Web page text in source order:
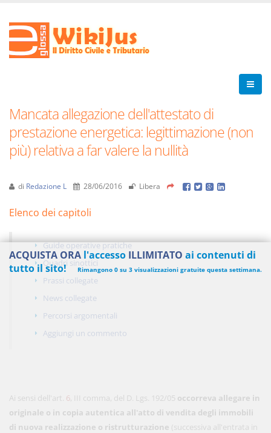
Mancata allegazione dell'attestato di
prestazione energetica: legittimazione (non
più) relativa a far valere la nullità
di Redazione L 28/06/2016 Libera
Elenco dei capitoli
Guide operative pratiche
Quadri sinottici
Prassi collegate
News collegate
Percorsi argomentali
Aggiungi un commento
Ai sensi dell'art. 6, III comma, del D. Lgs. 192/05 occorreva allegare in
originale o in copia autentica all'atto di vendita degli immobili
di nuova realizzazione o ristrutturazione (successiva all'entrata in
ACQUISTA ORA l'accesso ILLIMITATO ai contenuti di
tutto il sito!
Rimangono 0 su 3 visualizzazioni gratuite questa settimana.
450,00 €
anziché570.00€
48,00 €